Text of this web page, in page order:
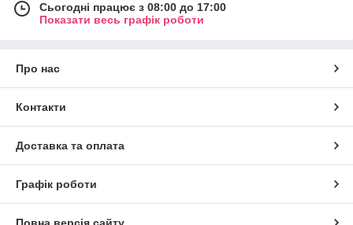
Сьогодні працює з 08:00 до 17:00
Показати весь графік роботи
Про нас
Контакти
Доставка та оплата
Графік роботи